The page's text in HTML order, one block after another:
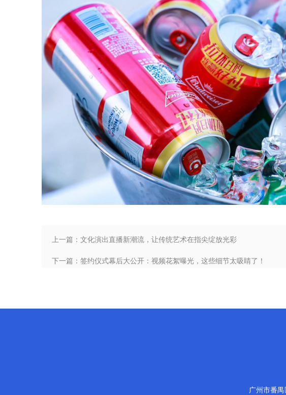
上一篇：文化演出直播新潮流，让传统艺术在指尖绽放光彩
下一篇：签约仪式幕后大公开：视频花絮曝光，这些细节太吸睛了！
广州市番